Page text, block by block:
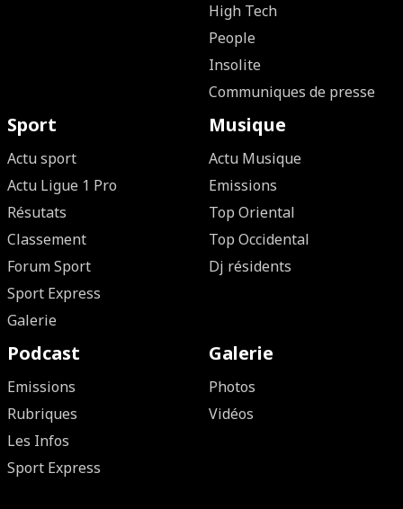
High Tech
People
Insolite
Communiques de presse
Sport
Actu sport
Actu Ligue 1 Pro
Résutats
Classement
Forum Sport
Sport Express
Galerie
Musique
Actu Musique
Emissions
Top Oriental
Top Occidental
Dj résidents
Podcast
Emissions
Rubriques
Les Infos
Sport Express
Galerie
Photos
Vidéos